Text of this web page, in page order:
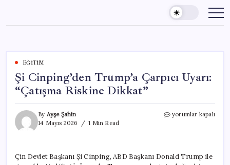
content
EĞITIM
Şi Cinping’den Trump’a Çarpıcı Uyarı:
“Çatışma Riskine Dikkat”
By Ayşe Şahin
14 Mayıs 2026
1 Min Read
Şi
“Çatışma
yorumlar kapalı
Çin Devlet Başkanı Şi Cinping, ABD Başkanı Donald Trump ile